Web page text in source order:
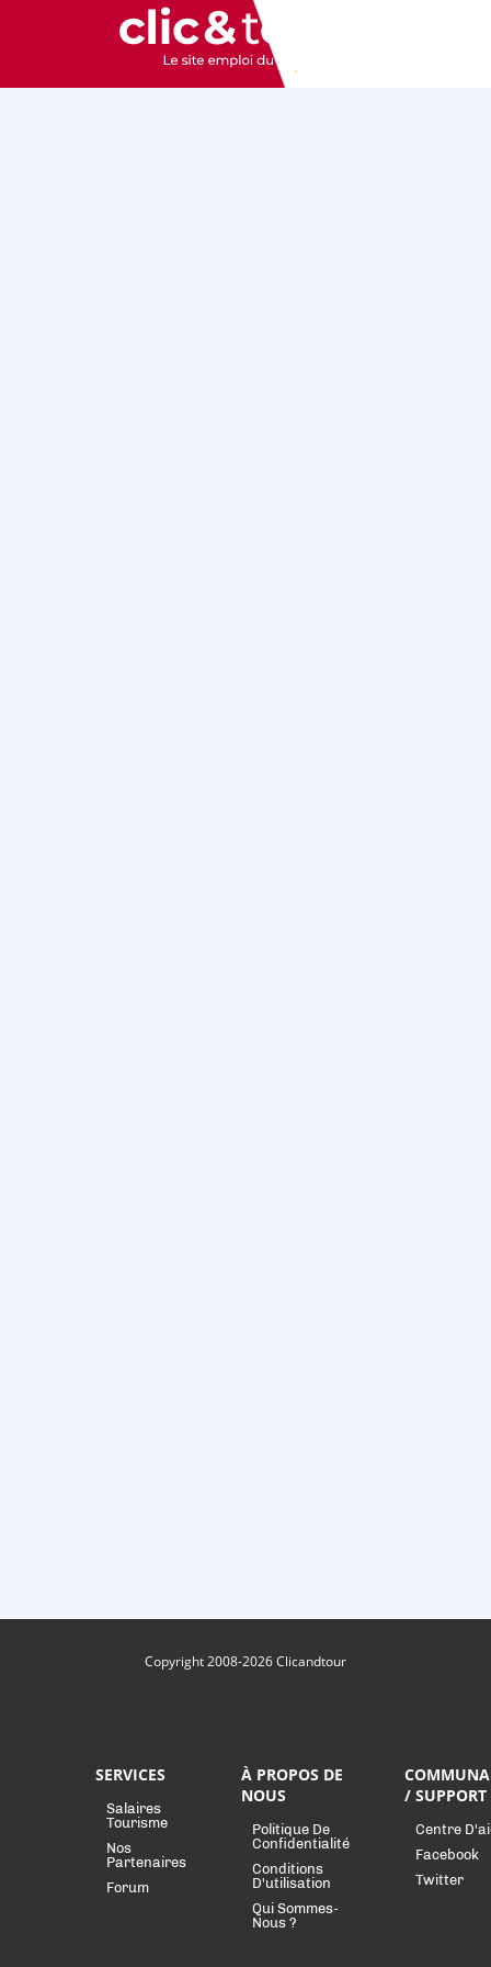
Copyright 2008-2026 Clicandtour
SERVICES
Salaires
Tourisme
Nos
Partenaires
Forum
À PROPOS DE
NOUS
Politique De
Confidentialité
Conditions
D'utilisation
Qui Sommes-
Nous ?
/ SUPPORT
Centre
Facebook
Twitter